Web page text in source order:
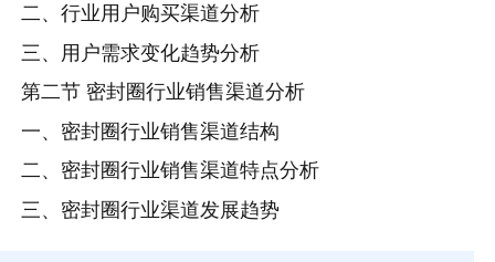
二、行业用户购买渠道分析
三、用户需求变化趋势分析
第二节 密封圈行业销售渠道分析
一、密封圈行业销售渠道结构
二、密封圈行业销售渠道特点分析
三、密封圈行业渠道发展趋势